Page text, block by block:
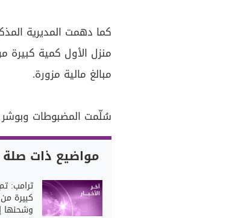
كما دهمت المديرية
منزل الأول كمية كبيرة
مبالغ مالية مزورة.
سُلّمت المضبوطات
مواضيع ذات صلة
ترامب:
كبيرة من
وشحنها